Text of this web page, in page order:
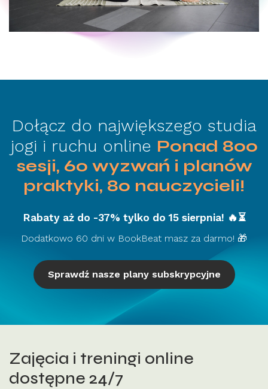
Dołącz do największego studia
jogi i ruchu online Ponad 800
sesji, 60 wyzwań i planów
praktyki, 80 nauczycieli!
Rabaty aż do -37% tylko do 15 sierpnia! 🔥⏳
Dodatkowo 60 dni w BookBeat masz za darmo! 🎁
Sprawdź nasze plany subskrypcyjne
Zajęcia i treningi online
dostępne 24/7